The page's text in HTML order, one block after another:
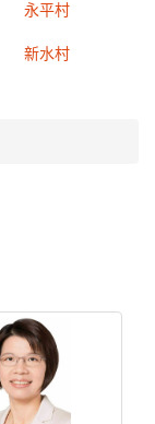
永平村
新水村